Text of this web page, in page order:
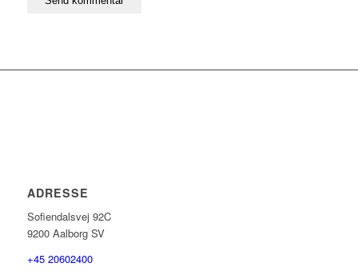
ADRESSE
Sofiendalsvej 92C
9200 Aalborg SV
+45 20602400